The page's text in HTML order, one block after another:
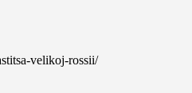
velikoj-rossii/